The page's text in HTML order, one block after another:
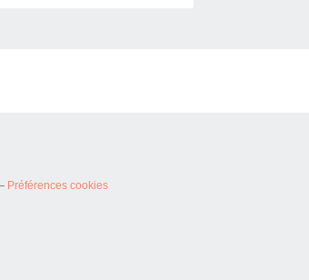
Préférences cookies